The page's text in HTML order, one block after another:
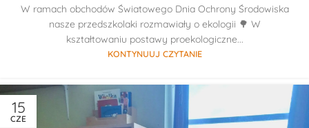
W ramach obchodów Światowego Dnia Ochrony Środowiska
nasze przedszkolaki rozmawiały o ekologii 🌳 W
kształtowaniu postawy proekologiczne...
KONTYNUUJ CZYTANIE
15
CZE